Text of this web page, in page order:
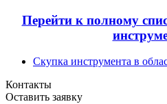
Перейти к полному
Скупка инструмента в
Контакты
Оставить заявку